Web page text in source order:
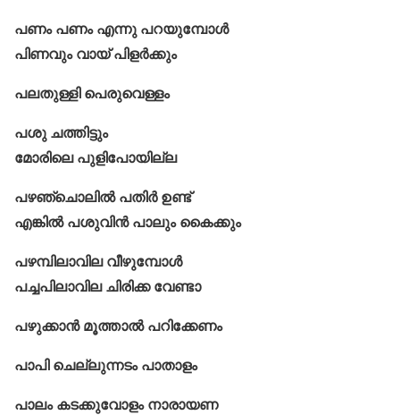
പണം പണം എന്നു പറയുമ്പോൾ
പിണവും വായ് പിളര്‍ക്കും
പലതുള്ളി പെരുവെള്ളം
പശു ചത്തിട്ടും
മോരിലെ പുളിപോയില്ല
പഴഞ്ചൊലിൽ പതിർ ഉണ്ട്
എങ്കിൽ പശുവിൻ പാലും കൈക്കും
പഴമ്പിലാവില വീഴുമ്പോൾ
പച്ചപിലാവില ചിരിക്ക വേണ്ടാ
പഴുക്കാൻ മൂത്താൽ പറിക്കേണം
പാപി ചെല്ലുന്നടം പാതാളം
പാലം കടക്കുവോളം നാരായണ